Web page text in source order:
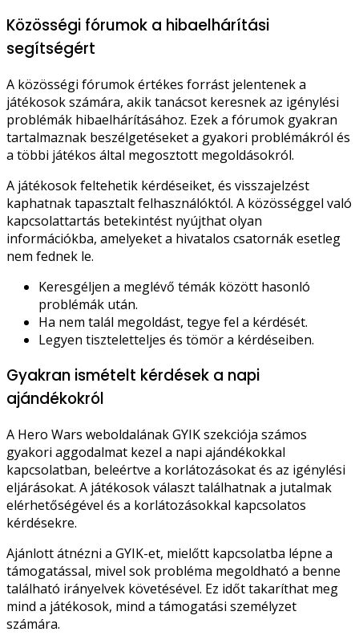
Közösségi fórumok a hibaelhárítási
segítségért
A közösségi fórumok értékes forrást jelentenek a
játékosok számára, akik tanácsot keresnek az igénylési
problémák hibaelhárításához. Ezek a fórumok gyakran
tartalmaznak beszélgetéseket a gyakori problémákról és
a többi játékos által megosztott megoldásokról.
A játékosok feltehetik kérdéseiket, és visszajelzést
kaphatnak tapasztalt felhasználóktól. A közösséggel való
kapcsolattartás betekintést nyújthat olyan
információkba, amelyeket a hivatalos csatornák esetleg
nem fednek le.
Keresgéljen a meglévő témák között hasonló
problémák után.
Ha nem talál megoldást, tegye fel a kérdését.
Legyen tiszteletteljes és tömör a kérdéseiben.
Gyakran ismételt kérdések a napi
ajándékokról
A Hero Wars weboldalának GYIK szekciója számos
gyakori aggodalmat kezel a napi ajándékokkal
kapcsolatban, beleértve a korlátozásokat és az igénylési
eljárásokat. A játékosok választ találhatnak a jutalmak
elérhetőségével és a korlátozásokkal kapcsolatos
kérdésekre.
Ajánlott átnézni a GYIK-et, mielőtt kapcsolatba lépne a
támogatással, mivel sok probléma megoldható a benne
található irányelvek követésével. Ez időt takaríthat meg
mind a játékosok, mind a támogatási személyzet
számára.